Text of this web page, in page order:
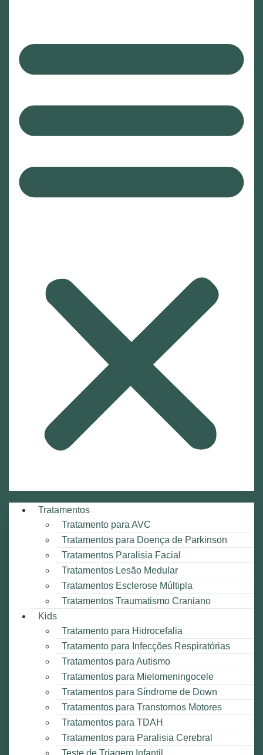
Tratamentos
Tratamento para AVC
Tratamentos para Doença de Parkinson
Tratamentos Paralisia Facial
Tratamentos Lesão Medular
Tratamentos Esclerose Múltipla
Tratamentos Traumatismo Craniano
Kids
Tratamento para Hidrocefalia
Tratamento para Infecções Respiratórias
Tratamentos para Autismo
Tratamentos para Mielomeningocele
Tratamentos para Síndrome de Down
Tratamentos para Transtornos Motores
Tratamentos para TDAH
Tratamentos para Paralisia Cerebral
Teste de Triagem Infantil